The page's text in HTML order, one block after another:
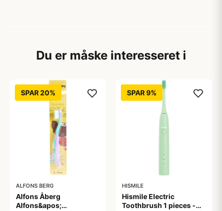
Du er måske interesseret i
SPAR 20%
ALFONS BERG
Alfons Åberg
Alfons&apos;
SPAR 9%
HISMILE
Hismile Electric
Toothbrush 1 pieces -